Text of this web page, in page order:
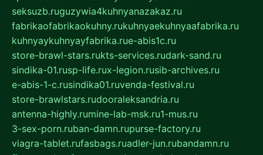
seksuzb.ruguzywia4kuhnyanazakaz.ru
fabrikaofabrikaokuhny.rukuhnyaekuhnyaafabrika.ru
kuhnyaykuhnyayfabrika.rue-abis1c.ru
store-brawl-stars.rukts-services.rudark-sand.ru
sindika-01.rusp-life.rux-legion.rusib-archives.ru
e-abis-1-c.rusindika01.ruvenda-festival.ru
store-brawlstars.rudooraleksandria.ru
antenna-highly.rumine-lab-msk.ru1-mus.ru
3-sex-porn.ruban-damn.rupurse-factory.ru
viagra-tablet.rufasbags.ruadler-jun.rubandamn.ru